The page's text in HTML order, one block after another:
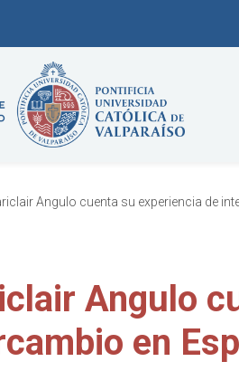
Angulo cuenta su experiencia de
Angulo
en